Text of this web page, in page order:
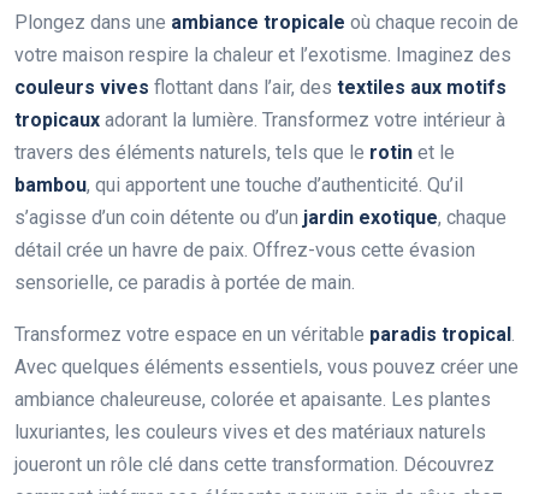
Plongez dans une ambiance tropicale où chaque recoin de
votre maison respire la chaleur et l’exotisme. Imaginez des
couleurs vives flottant dans l’air, des textiles aux motifs
tropicaux adorant la lumière. Transformez votre intérieur à
travers des éléments naturels, tels que le rotin et le
bambou, qui apportent une touche d’authenticité. Qu’il
s’agisse d’un coin détente ou d’un jardin exotique, chaque
détail crée un havre de paix. Offrez-vous cette évasion
sensorielle, ce paradis à portée de main.
Transformez votre espace en un véritable paradis tropical.
Avec quelques éléments essentiels, vous pouvez créer une
ambiance chaleureuse, colorée et apaisante. Les plantes
luxuriantes, les couleurs vives et des matériaux naturels
joueront un rôle clé dans cette transformation. Découvrez